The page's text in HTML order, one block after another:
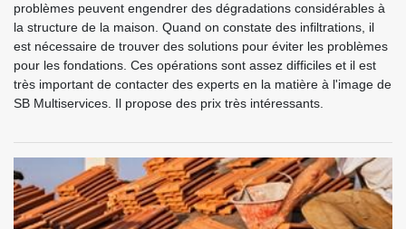
problèmes peuvent engendrer des dégradations considérables à
la structure de la maison. Quand on constate des infiltrations, il
est nécessaire de trouver des solutions pour éviter les problèmes
pour les fondations. Ces opérations sont assez difficiles et il est
très important de contacter des experts en la matière à l'image de
SB Multiservices. Il propose des prix très intéressants.